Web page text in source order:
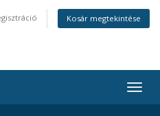
Kosár megtekintése
a